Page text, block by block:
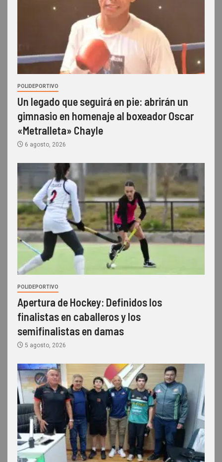
POLIDEPORTIVO
Un legado que seguirá en pie: abrirán un
gimnasio en homenaje al boxeador Oscar
«Metralleta» Chayle
6 agosto, 2026
POLIDEPORTIVO
Apertura de Hockey: Definidos los
finalistas en caballeros y los
semifinalistas en damas
5 agosto, 2026